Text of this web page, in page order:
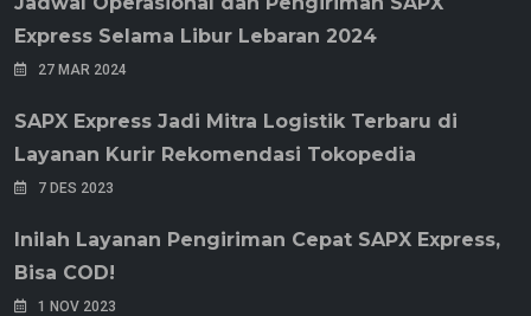
Express Selama Libur Lebaran 2024
27 MAR 2024
SAPX Express Jadi Mitra Logistik Terbaru di
Layanan Kurir Rekomendasi Tokopedia
7 DES 2023
Inilah Layanan Pengiriman Cepat SAPX Express,
Bisa COD!
1 NOV 2023